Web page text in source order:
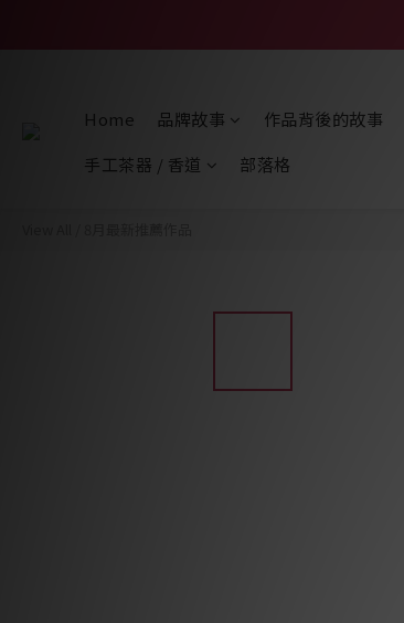
Home 品牌故事 作品背後的故事
手工茶器 / 香道
部落格